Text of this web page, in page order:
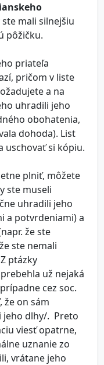
mali silnejšiu
pôžičku.
priateľa
pričom v liste
a na
uhradili jeho
obohatenia,
dohoda). List
uschovať si kópiu.
plniť, môžete
ste museli
uhradili jeho
a potvrdeniami) a
že ste
ste nemali
ptázky
už nejaká
cez soc.
že on sám
jeho dlhy/. Preto
viesť opatrne,
uznanie zo
vrátane jeho